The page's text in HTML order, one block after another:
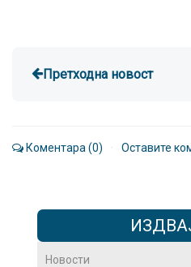
Претходна новост
Коментара (0) · Оставите
Новости